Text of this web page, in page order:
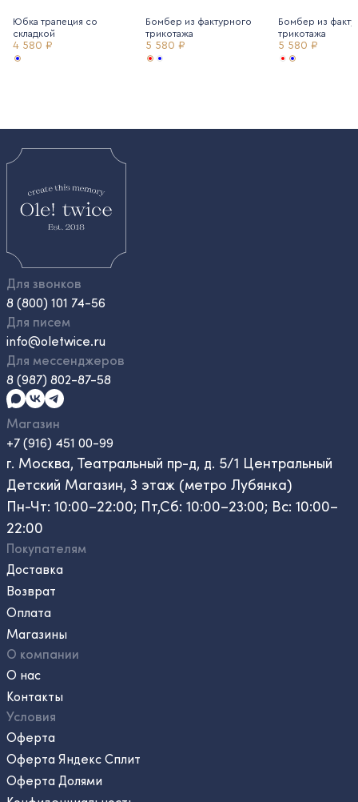
Юбка трапеция со
складкой
4 580 ₽
Бомбер из фактурного
трикотажа
5 580 ₽
Бомбер из
трикотажа
5 580 ₽
Для звонков
8 (800) 101 74-56
Для писем
info@oletwice.ru
Для мессенджеров
8 (987) 802-87-58
Магазин
+7 (916) 451 00-99
г. Москва, Театральный пр-д, д. 5/1 Центральный
Детский Магазин, 3 этаж (метро Лубянка)
Пн-Чт: 10:00–22:00; Пт,Сб: 10:00–23:00; Вс: 10:00–
22:00
Покупателям
Доставка
Возврат
Оплата
Магазины
О компании
О нас
Контакты
Условия
Оферта
Оферта Яндекс Сплит
Оферта Долями